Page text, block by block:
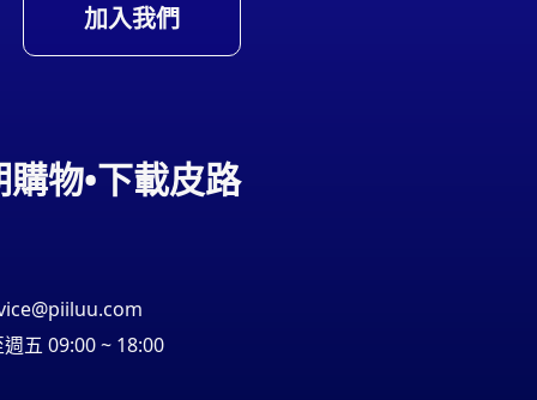
加入我們
購物•下載皮路
五 09:00 ~ 18:00